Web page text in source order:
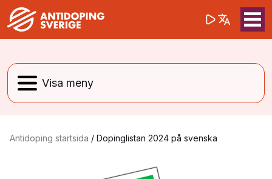
Sök på(opens in a
Antidoping startsida / Dopinglistan 2024 på svenska